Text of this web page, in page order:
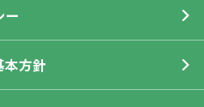
1,000円
7日以内に一度ご連絡をくださ
きます。
損、故障、使用目的が果たせ
ー
本方針